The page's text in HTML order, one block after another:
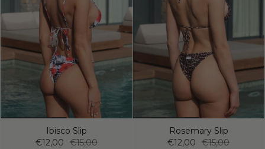
Ibisco Slip
€12,00
€15,00
Rosemary Slip
€12,00
€15,00